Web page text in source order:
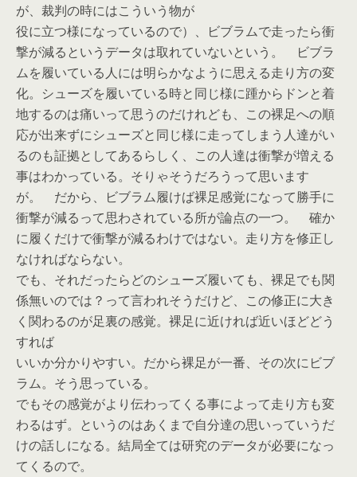
が、裁判の時にはこういう物が
役に立つ様になっているので）、ビブラムで走ったら衝
撃が減るというデータは取れていないという。 ビブラ
ムを履いている人には明らかなように思える走り方の変
化。シューズを履いている時と同じ様に踵からドンと着
地するのは痛いって思うのだけれども、この裸足への順
応が出来ずにシューズと同じ様に走ってしまう人達がい
るのも証拠としてあるらしく、この人達は衝撃が増える
事はわかっている。そりゃそうだろうって思います
が。 だから、ビブラム履けば裸足感覚になって勝手に
衝撃が減るって思わされている所が論点の一つ。 確か
に履くだけで衝撃が減るわけではない。走り方を修正し
なければならない。
でも、それだったらどのシューズ履いても、裸足でも関
係無いのでは？って言われそうだけど、この修正に大き
く関わるのが足裏の感覚。裸足に近ければ近いほどどう
すれば
いいか分かりやすい。だから裸足が一番、その次にビブ
ラム。そう思っている。
でもその感覚がより伝わってくる事によって走り方も変
わるはず。というのはあくまで自分達の思いっていうだ
けの話しになる。結局全ては研究のデータが必要になっ
てくるので。